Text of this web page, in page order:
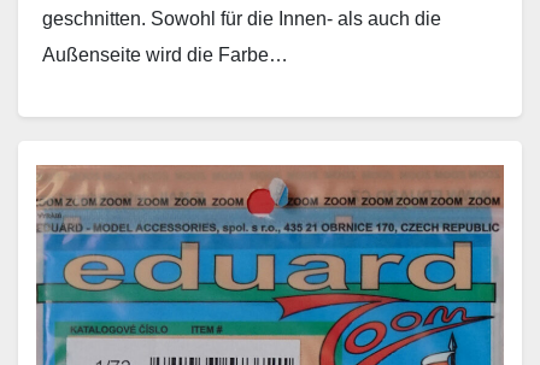
geschnitten. Sowohl für die Innen- als auch die
Außenseite wird die Farbe…